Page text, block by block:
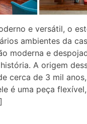
e versátil, o
ambientes da
moderna e
A origem
cerca de 3 mil
é uma peça